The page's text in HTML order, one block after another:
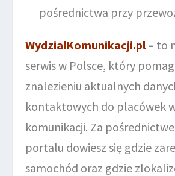
pośrednictwa przy
WydzialKomunikacji.pl – to
serwis w Polsce, który
znalezieniu aktualnych
kontaktowych do placówek
komunikacji. Za
portalu dowiesz się gdzie
samochód oraz gdzie